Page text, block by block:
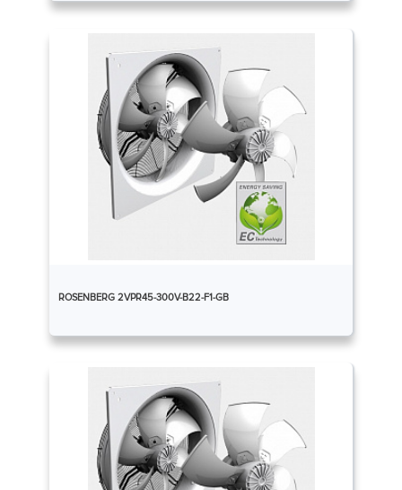
ROSENBERG 2VPR45-300V-B22-F1-GB